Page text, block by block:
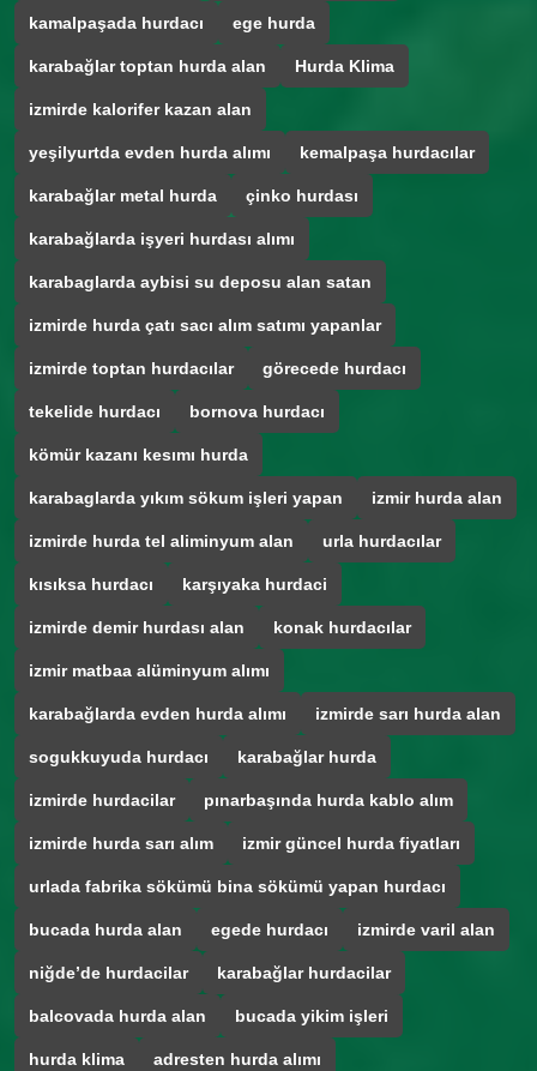
kamalpaşada hurdacı ege hurda
karabağlar toptan hurda alan Hurda Klima
izmirde kalorifer kazan alan
yeşilyurtda evden hurda alımı kemalpaşa hurdacılar
karabağlar metal hurda çinko hurdası
karabağlarda işyeri hurdası alımı
karabaglarda aybisi su deposu alan satan
izmirde hurda çatı sacı alım satımı yapanlar
izmirde toptan hurdacılar görecede hurdacı
tekelide hurdacı bornova hurdacı
kömür kazanı kesımı hurda
karabaglarda yıkım sökum işleri yapan izmir hurda alan
izmirde hurda tel aliminyum alan urla hurdacılar
kısıksa hurdacı karşıyaka hurdaci
izmirde demir hurdası alan konak hurdacılar
izmir matbaa alüminyum alımı
karabağlarda evden hurda alımı izmirde sarı hurda alan
sogukkuyuda hurdacı karabağlar hurda
izmirde hurdacilar pınarbaşında hurda kablo alım
izmirde hurda sarı alım izmir güncel hurda fiyatları
urlada fabrika sökümü bina sökümü yapan hurdacı
bucada hurda alan egede hurdacı izmirde varil alan
niğde’de hurdacilar karabağlar hurdacilar
balcovada hurda alan bucada yikim işleri
hurda klima adresten hurda alımı